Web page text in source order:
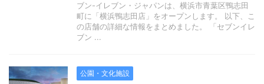
ブン-イレブン・ジャパンは、横浜市青葉区鴨志田
町に「横浜鴨志田店」をオープンします。 以下、こ
の店舗の詳細な情報をまとめました。 「セブンイレ
ブン ...
公園・文化施設